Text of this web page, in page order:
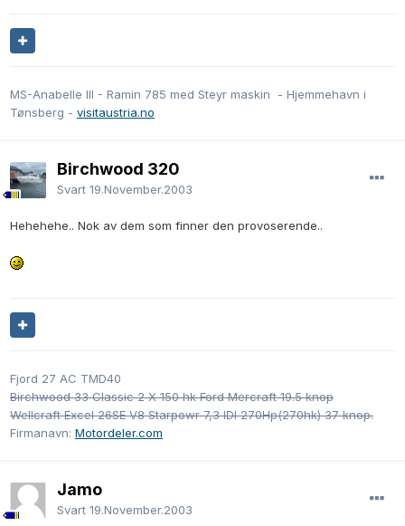
MS-Anabelle III - Ramin 785 med Steyr maskin - Hjemmehavn i
Tønsberg - visitaustria.no
Birchwood 320
Svart 19.November.2003
Hehehehe.. Nok av dem som finner den provoserende..
Fjord 27 AC TMD40
Birchwood 33 Classic 2 X 150 hk Ford Mercraft 19.5 knop
Wellcraft Excel 26SE V8 Starpowr 7,3 IDI 270Hp(270hk) 37 knop.
Firmanavn: Motordeler.com
Jamo
Svart 19.November.2003